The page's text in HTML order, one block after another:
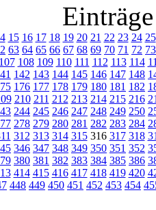
15 16 17 18 19 20 21 22 23 24 25
63 64 65 66 67 68 69 70 71 72 73
107 108 109 110 111 112 113 114
142 143 144 145 146 147 148
176 177 178 179 180 181 182
210 211 212 213 214 215 216
244 245 246 247 248 249 250
278 279 280 281 282 283 284
312 313 314 315316 317 318
346 347 348 349 350 351 352
380 381 382 383 384 385 386
414 415 416 417 418 419 420
448 449 450 451 452 453 454